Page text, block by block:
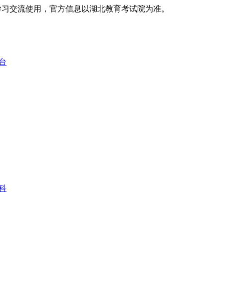
交流使用，官方信息以湖北教育考试院为准。